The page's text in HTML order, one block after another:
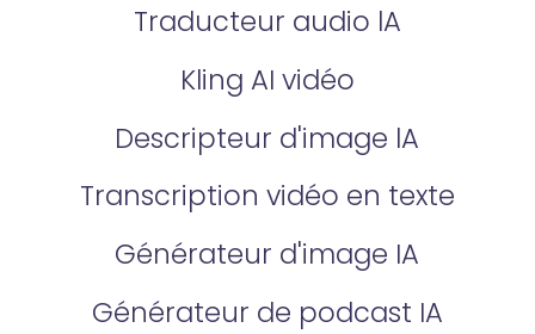
Traducteur audio lA
Kling AI vidéo
Descripteur d'image lA
Transcription vidéo en texte
Générateur d'image IA
Générateur de podcast IA